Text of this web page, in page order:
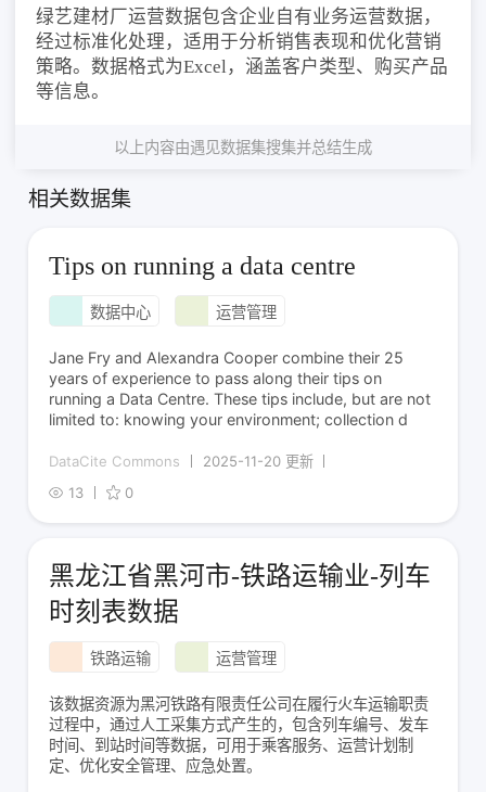
绿艺建材厂运营数据包含企业自有业务运营数据，
经过标准化处理，适用于分析销售表现和优化营销
策略。数据格式为Excel，涵盖客户类型、购买产品
等信息。
以上内容由遇见数据集搜集并总结生成
相关数据集
Tips on running a data centre
数据中心 运营管理
Jane Fry and Alexandra Cooper combine their 25
years of experience to pass along their tips on
running a Data Centre. These tips include, but are not
limited to: knowing your environment; collection d
DataCite Commons
2025-11-20 更新
13
0
黑龙江省黑河市-铁路运输业-列车
时刻表数据
铁路运输 运营管理
该数据资源为黑河铁路有限责任公司在履行火车运输职责
过程中，通过人工采集方式产生的，包含列车编号、发车
时间、到站时间等数据，可用于乘客服务、运营计划制
定、优化安全管理、应急处置。